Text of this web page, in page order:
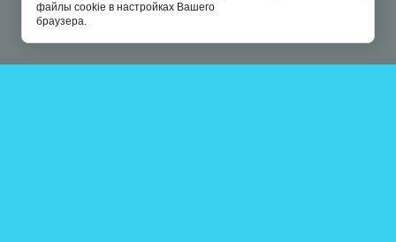
файлы cookie в настройках Вашего
браузера.